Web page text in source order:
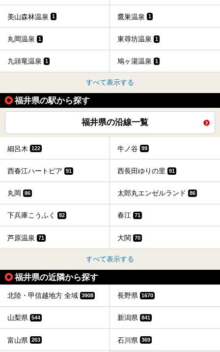
美山森林温泉 1 鷹巣温泉 1
丸岡温泉 1 東尋坊温泉 1
九頭竜温泉 1 鳩ヶ湯温泉 1
すべて表示する
福井県の駅から探す
福井県の沿線一覧
細呂木 122 牛ノ谷 99
西春江ハートピア 91 西長田ゆりの里 91
丸岡 86 太郎丸エンゼルランド 86
下兵庫こうふく 82 春江 71
芦原温泉 71 大関 70
すべて表示する
福井県の近隣から探す
北陸・甲信越地方 全域 3908 長野県 1670
山梨県 544 新潟県 841
富山県 263 石川県 369